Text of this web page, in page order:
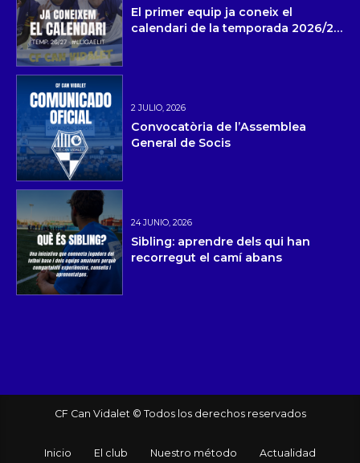
El primer equip ja coneix el
calendari de la temporada 2026/27
2 JULIO, 2026
Convocatòria de l’Assemblea
General de Socis
24 JUNIO, 2026
Sibling: aprendre dels qui han
recorregut el camí abans
CF Can Vidalet © Todos los derechos reservados
Inicio El club Nuestro método Actualidad